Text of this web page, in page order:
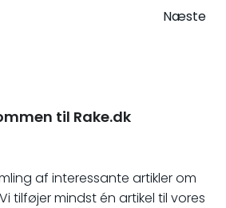
Næste
til Rake.dk
af interessante artikler om
tilføjer mindst én artikel til vores